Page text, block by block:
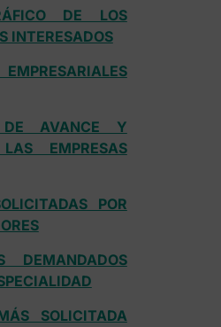
DE LOS
INTERESADOS
DE AVANCE Y
EMPRESAS
POR
DEMANDADOS
SOLICITADA